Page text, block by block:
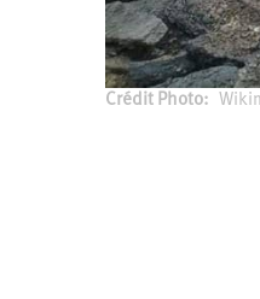
d’été
2022
Crédit Photo